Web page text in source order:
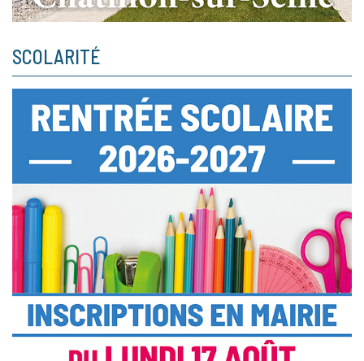
SCOLARITÉ